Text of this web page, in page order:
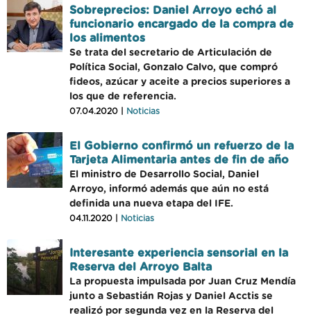
Sobreprecios: Daniel Arroyo echó al
funcionario encargado de la compra de
los alimentos
Se trata del secretario de Articulación de
Política Social, Gonzalo Calvo, que compró
fideos, azúcar y aceite a precios superiores a
los que de referencia.
07.04.2020 | Noticias
El Gobierno confirmó un refuerzo de la
Tarjeta Alimentaria antes de fin de año
El ministro de Desarrollo Social, Daniel
Arroyo, informó además que aún no está
definida una nueva etapa del IFE.
04.11.2020 | Noticias
Interesante experiencia sensorial en la
Reserva del Arroyo Balta
La propuesta impulsada por Juan Cruz Mendía
junto a Sebastián Rojas y Daniel Acctis se
realizó por segunda vez en la Reserva del